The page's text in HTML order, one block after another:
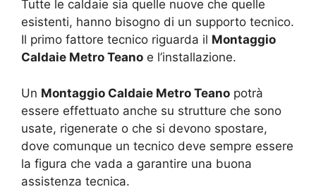
Tutte le caldaie sia quelle nuove che quelle
esistenti, hanno bisogno di un supporto tecnico.
Il primo fattore tecnico riguarda il Montaggio
Caldaie Metro Teano e l’installazione.
Un Montaggio Caldaie Metro Teano potrà
essere effettuato anche su strutture che sono
usate, rigenerate o che si devono spostare,
dove comunque un tecnico deve sempre essere
la figura che vada a garantire una buona
assistenza tecnica.